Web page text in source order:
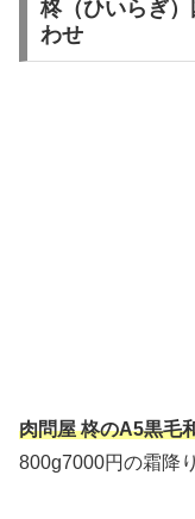
柊（ひいらぎ
わせ
肉問屋 柊のA5黒毛
800g7000円の霜降